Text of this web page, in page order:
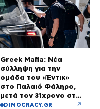
Greek Mafia: Νέα
σύλληψη για την
ομάδα του «Έντικ»
στο Παλαιό Φάληρο,
μετά τον 31χρονο στη
Γερμανία
DIMOCRACY.GR ↗